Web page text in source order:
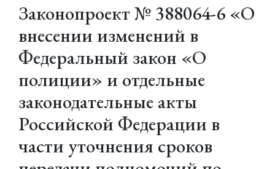
Законопроект № 388064-6 «О
внесении изменений в
Федеральный закон «О
полиции» и отдельные
законодательные акты
Российской Федерации в
части уточнения сроков